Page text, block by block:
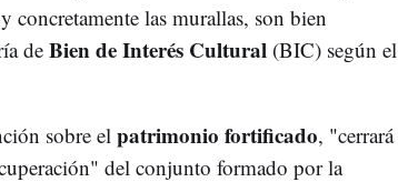
las murallas, son bien
deBien de Interés Cultural (BIC) según el
sobre el patrimonio fortificado, "cerrará
del conjunto formado por la